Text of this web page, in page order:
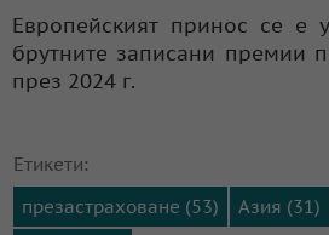
Европейският принос се е
брутните записани премии
през 2024 г.
Етикети:
презастраховане (53)
Азия (31)